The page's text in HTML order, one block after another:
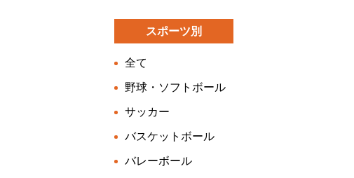
スポーツ別
全て
野球・ソフトボール
サッカー
バスケットボール
バレーボール